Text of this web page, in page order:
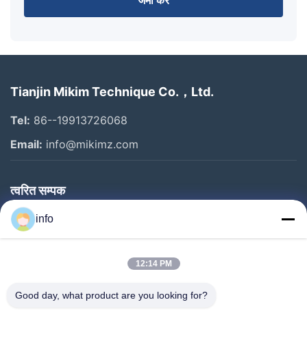
Tianjin Mikim Technique Co.，Ltd.
Tel: 86--19913726068
Email: info@mikimz.com
त्वरित सम्पक
घर
उत्पादों
हमारे बारे में
info
12:14 PM
Good day, what product are you looking for?